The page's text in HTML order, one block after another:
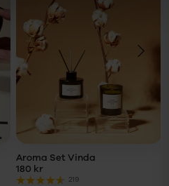
Aroma Set Vinda
180 kr
219